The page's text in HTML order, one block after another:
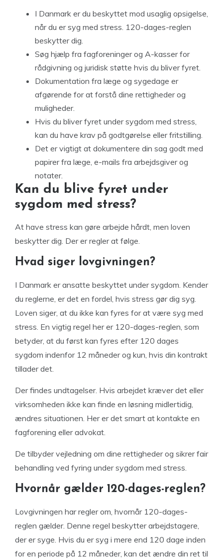
I Danmark er du beskyttet mod usaglig opsigelse,
når du er syg med stress. 120-dages-reglen
beskytter dig.
Søg hjælp fra fagforeninger og A-kasser for
rådgivning og juridisk støtte hvis du bliver fyret.
Dokumentation fra læge og sygedage er
afgørende for at forstå dine rettigheder og
muligheder.
Hvis du bliver fyret under sygdom med stress,
kan du have krav på godtgørelse eller fritstilling.
Det er vigtigt at dokumentere din sag godt med
papirer fra læge, e-mails fra arbejdsgiver og
notater.
Kan du blive fyret under
sygdom med stress?
At have stress kan gøre arbejde hårdt, men loven
beskytter dig. Der er regler at følge.
Hvad siger lovgivningen?
I Danmark er ansatte beskyttet under sygdom. Kender
du reglerne, er det en fordel, hvis stress gør dig syg.
Loven siger, at du ikke kan fyres for at være syg med
stress. En vigtig regel her er 120-dages-reglen, som
betyder, at du først kan fyres efter 120 dages
sygdom indenfor 12 måneder og kun, hvis din kontrakt
tillader det.
Der findes undtagelser. Hvis arbejdet kræver det eller
virksomheden ikke kan finde en løsning midlertidig,
ændres situationen. Her er det smart at kontakte en
fagforening eller advokat.
De tilbyder vejledning om dine rettigheder og sikrer fair
behandling ved fyring under sygdom med stress.
Hvornår gælder 120-dages-reglen?
Lovgivningen har regler om, hvornår 120-dages-
reglen gælder. Denne regel beskytter arbejdstagere,
der er syge. Hvis du er syg i mere end 120 dage inden
for en periode på 12 måneder, kan det ændre din ret til